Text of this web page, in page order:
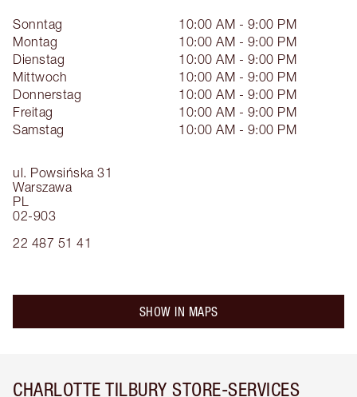
ul. Powsińska 31
Warszawa
PL
02-903
22 487 51 41
Sonntag
10:00 AM - 9:00 PM
Montag
10:00 AM - 9:00 PM
Dienstag
10:00 AM - 9:00 PM
Mittwoch
10:00 AM - 9:00 PM
Donnerstag
10:00 AM - 9:00 PM
Freitag
10:00 AM - 9:00 PM
Samstag
10:00 AM - 9:00 PM
SHOW IN MAPS
CHARLOTTE TILBURY STORE-SERVICES